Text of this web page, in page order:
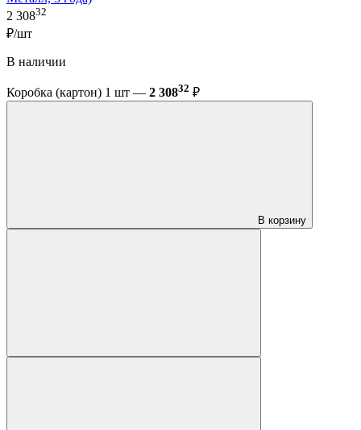
2 30832
₽/шт
В наличии
Коробка (картон) 1 шт — 2 30832 ₽
В корзину